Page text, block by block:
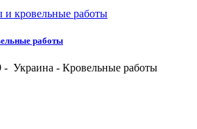
работы
- Украина - Кровельные работы